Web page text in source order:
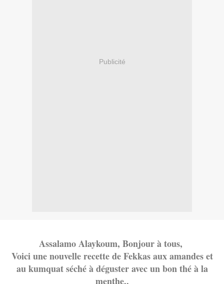
Publicité
Assalamo Alaykoum, Bonjour à tous,
Voici une nouvelle recette de Fekkas aux amandes et
au kumquat séché à déguster avec un bon thé à la
menthe..